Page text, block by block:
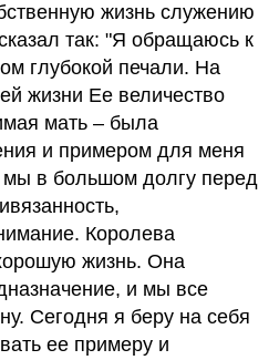
жизнь служению
так: "Я обращаюсь к
глубокой печали. На
жизни Ее величество
мать – была
и примером для меня
в большом долгу перед
Королева
жизнь. Она
и мы все
Сегодня я беру на себя
ее примеру и